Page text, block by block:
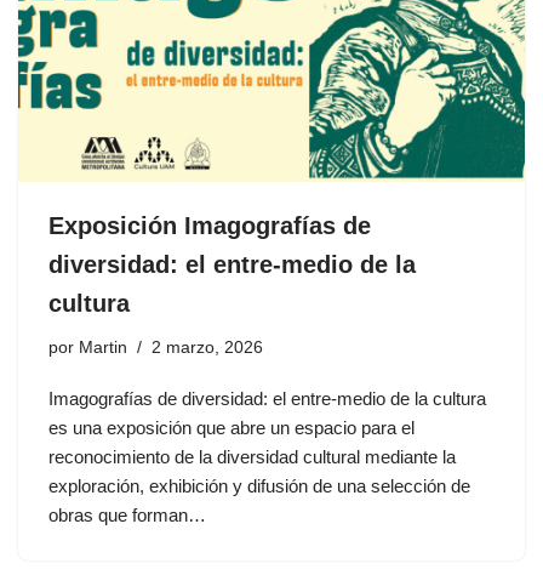
Exposición Imagografías de
diversidad: el entre-medio de la
cultura
por Martin 2 marzo, 2026
Imagografías de diversidad: el entre-medio de la cultura
es una exposición que abre un espacio para el
reconocimiento de la diversidad cultural mediante la
exploración, exhibición y difusión de una selección de
obras que forman…